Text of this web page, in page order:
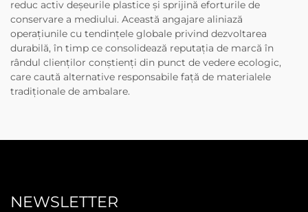
reduc activ deșeurile plastice și sprijină eforturile de
conservare a mediului. Această angajare aliniază
operațiunile cu tendințele globale privind dezvoltarea
durabilă, în timp ce consolidează reputația de marcă în
rândul clienților conștienți din punct de vedere ecologic,
care caută alternative responsabile față de materialele
tradiționale de ambalare.
NEWSLETTER